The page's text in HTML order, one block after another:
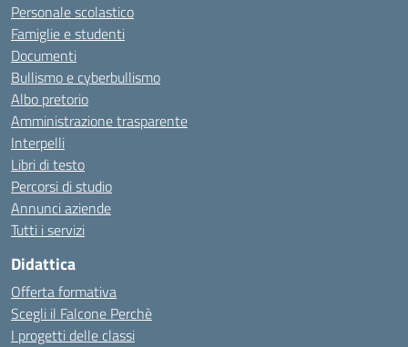
Personale scolastico
Famiglie e studenti
Documenti
Bullismo e cyberbullismo
Albo pretorio
Amministrazione trasparente
Interpelli
Libri di testo
Percorsi di studio
Annunci aziende
Tutti i servizi
Didattica
Offerta formativa
Scegli il Falcone Perchè
I progetti delle classi